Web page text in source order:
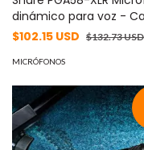
dinámico para voz -
profesional con efecto
presentaciones y
$102.15 USD $132.73 USD
MICRÓFONOS